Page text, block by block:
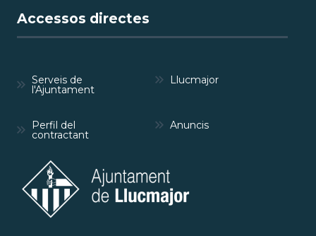
Accessos directes
Serveis de
l'Ajuntament
Llucmajor
Perfil del
contractant
Anuncis